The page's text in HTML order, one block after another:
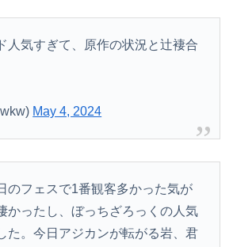
人気すぎて、原作の状況と辻褄合
May 4, 2024
のフェスで1番観客多かった気が
かったし、ぼっちざろっくの人気
た。今日アジカンが転がる岩、君